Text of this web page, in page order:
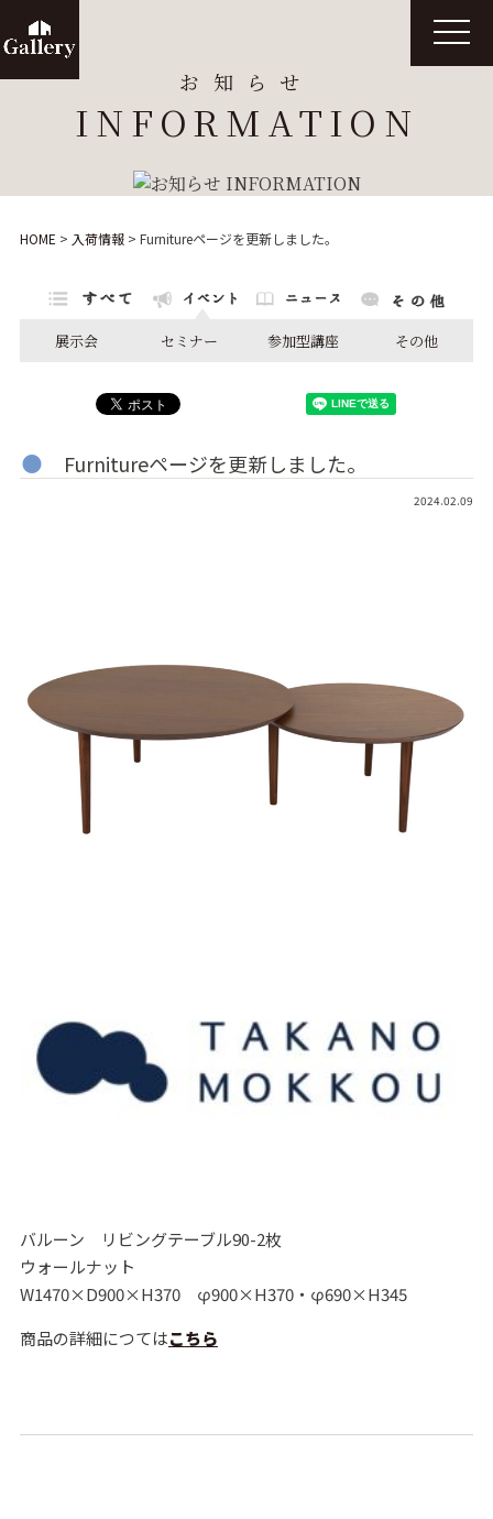
お知らせ
INFORMATION
t
o
g
HOME > 入荷情報> Furnitureページを更新しました。
展示会 セミナー 参加型講座 その他
Furnitureページを更新しました。
2024.02.09
バルーン リビングテーブル90-2枚
ウォールナット
W1470×D900×H370 φ900×H370・φ690×H345
商品の詳細につてはこちら